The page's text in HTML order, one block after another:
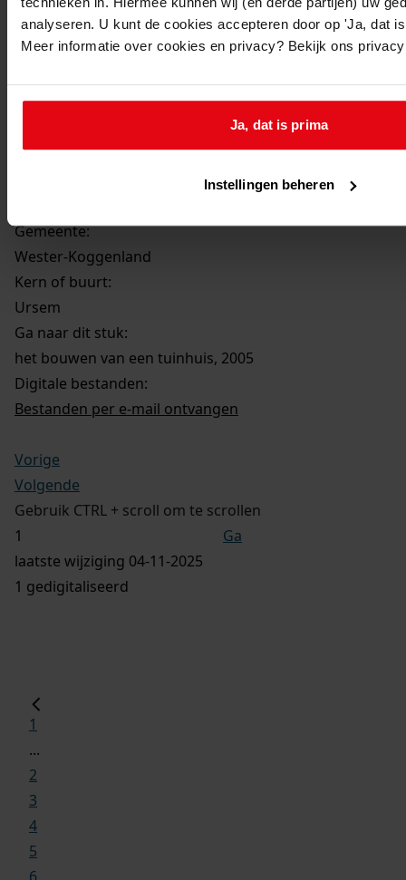
analyseren. U kunt de cookies accepteren door op 'Ja, dat
Meer informatie over cookies en privacy? Bekijk ons
Ja, dat is prima
Instellingen beheren
2005
Beschrijving:
Datum vergunning:
Gemeente:
Wester-Koggenland
Kern of buurt:
Ursem
Ga naar dit stuk:
het bouwen van een tuinhuis, 2005
Digitale bestanden:
Bestanden per e-mail ontvangen
Vorige
Volgende
Gebruik CTRL + scroll om te scrollen
Ga
laatste wijziging 04-11-2025
1 gedigitaliseerd
1
...
2
3
4
5
6